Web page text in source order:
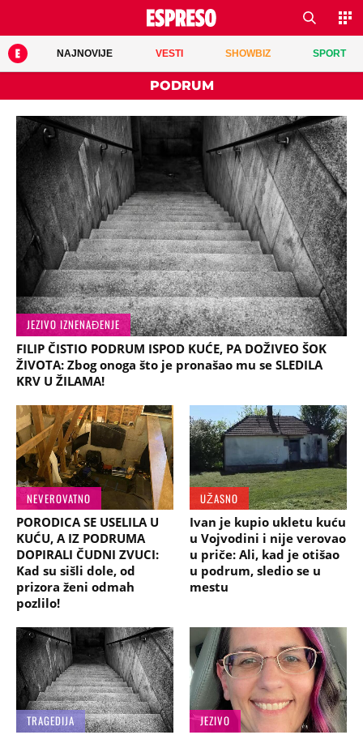
NAJNOVIJE VESTI SHOWBIZ SPORT
PODRUM
JEZIVO IZNENAĐENJE
FILIP ČISTIO PODRUM ISPOD KUĆE, PA DOŽIVEO ŠOK
ŽIVOTA: Zbog onoga što je pronašao mu se SLEDILA
KRV U ŽILAMA!
NEVEROVATNO
PORODICA SE USELILA U
KUĆU, A IZ PODRUMA
DOPIRALI ČUDNI ZVUCI:
Kad su sišli dole, od
prizora ženi odmah
pozlilo!
UŽASNO
Ivan je kupio ukletu kuću
u Vojvodini i nije verovao
u priče: Ali, kad je otišao
u podrum, sledio se u
mestu
TRAGEDIJA
JEZIVO